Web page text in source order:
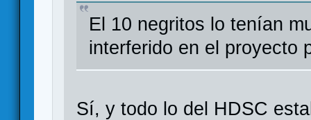
El 10 negritos lo tenían
interferido en el proyecto
Sí, y todo lo del HDSC